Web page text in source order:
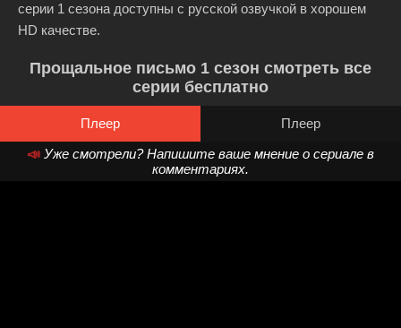
серии 1 сезона доступны с русской озвучкой в хорошем
HD качестве.
Прощальное письмо 1 сезон смотреть все
серии бесплатно
Плеер
Плеер
📣 Уже смотрели? Напишите ваше мнение о сериале в
комментариях.